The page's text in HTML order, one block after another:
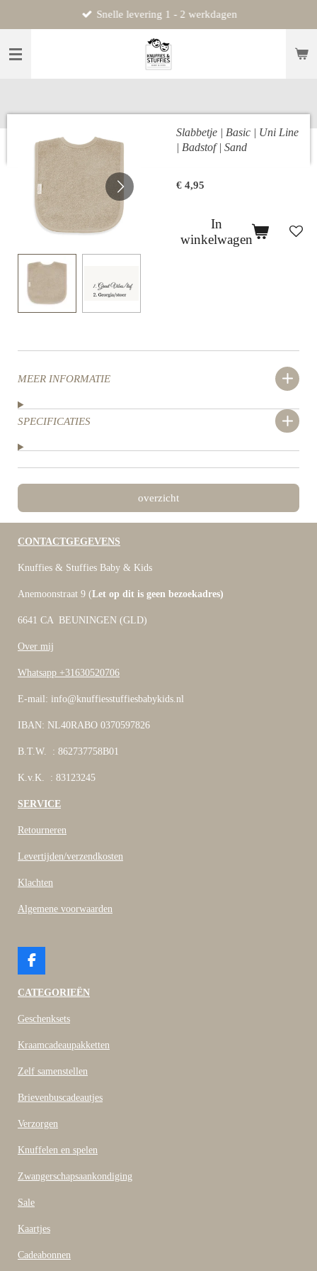
direct
naar
Snelle levering 1 - 2 werkdagen
Slabbetje | Basic | Uni Line
| Badstof | Sand
€ 4,95
In
winkelwagen
MEER INFORMATIE
SPECIFICATIES
overzicht
CONTACTGEGEVENS
Knuffies & Stuffies Baby & Kids
Anemoonstraat 9 (Let op dit is geen bezoekadres)
6641 CA BEUNINGEN (GLD)
Over mij
Whatsapp +31630520706
E-mail: info@knuffiesstuffiesbabykids.nl
IBAN: NL40RABO 0370597826
B.T.W. : 862737758B01
K.v.K. : 83123245
SERVICE
Retourneren
Levertijden/verzendkosten
Klachten
Algemene voorwaarden
F
c
b
o
CATEGORIEËN
Geschenksets
Kraamcadeaupakketten
Zelf samenstellen
Brievenbuscadeautjes
Verzorgen
Knuffelen en spelen
Zwangerschapsaankondiging
Sale
Kaartjes
Cadeabonnen